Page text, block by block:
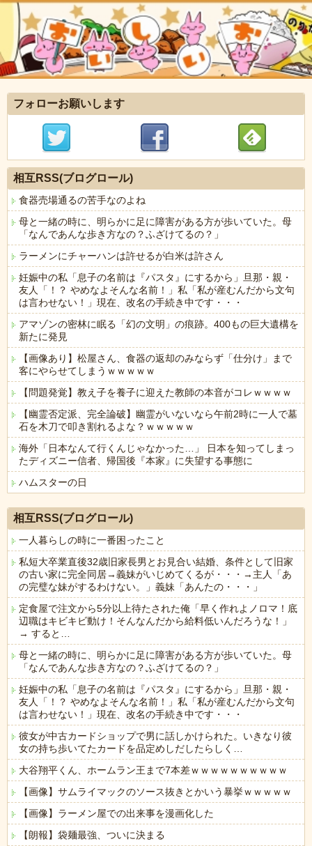
フォローお願いします
相互RSS(ブログロール)
食器売場通るの苦手なのよね
母と一緒の時に、明らかに足に障害がある方が歩いていた。母
「なんであんな歩き方なの？ふざけてるの？」
ラーメンにチャーハンは許せるが白米は許さん
妊娠中の私「息子の名前は『パスタ』にするから」旦那・親・
友人「！？ やめなよそんな名前！」私「私が産むんだから文句
は言わせない！」現在、改名の手続き中です・・・
アマゾンの密林に眠る「幻の文明」の痕跡。400もの巨大遺構を
新たに発見
【画像あり】松屋さん、食器の返却のみならず「仕分け」まで
客にやらせてしまうｗｗｗｗｗ
【問題発覚】教え子を養子に迎えた教師の本音がコレｗｗｗｗ
【幽霊否定派、完全論破】幽霊がいないなら午前2時に一人で墓
石を木刀で叩き割れるよな？ｗｗｗｗｗ
海外「日本なんて行くんじゃなかった…」 日本を知ってしまっ
たディズニー信者、帰国後『本家』に失望する事態に
ハムスターの日
相互RSS(ブログロール)
一人暮らしの時に一番困ったこと
私短大卒業直後32歳旧家長男とお見合い結婚、条件として旧家
の古い家に完全同居→義妹がいじめてくるが・・・→主人「あ
の完璧な妹がするわけない。」義妹「あんたの・・・」
定食屋で注文から5分以上待たされた俺「早く作れよノロマ！底
辺職はキビキビ動け！そんなんだから給料低いんだろうな！」
→ すると…
母と一緒の時に、明らかに足に障害がある方が歩いていた。母
「なんであんな歩き方なの？ふざけてるの？」
妊娠中の私「息子の名前は『パスタ』にするから」旦那・親・
友人「！？ やめなよそんな名前！」私「私が産むんだから文句
は言わせない！」現在、改名の手続き中です・・・
彼女が中古カードショップで男に話しかけられた。いきなり彼
女の持ち歩いてたカードを品定めしだしたらしく…
大谷翔平くん、ホームラン王まで7本差ｗｗｗｗｗｗｗｗｗｗ
【画像】サムライマックのソース抜きとかいう暴挙ｗｗｗｗｗ
【画像】ラーメン屋での出来事を漫画化した
【朗報】袋麺最強、ついに決まる